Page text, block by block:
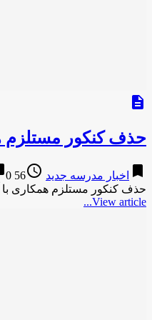
description
حذف کنکور
bookmark اخبار مدرسه جدید access_time
56 years ago
0
حذف کنکور مستلزم همکاری
View article...